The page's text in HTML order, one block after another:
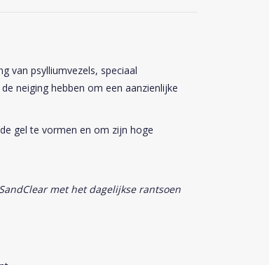
van psylliumvezels, speciaal
neiging hebben om een aanzienlijke
gel te vormen en om zijn hoge
met het dagelijkse rantsoen